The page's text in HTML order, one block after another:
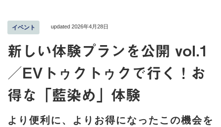
イベント updated 2026年4月28日
新しい体験プランを公開 vol.1
／EVトゥクトゥクで行く！お
得な「藍染め」体験
より便利に、よりお得になったこの機会を